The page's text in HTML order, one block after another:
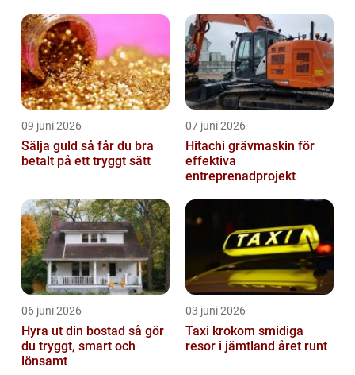
09 juni 2026
Sälja guld så får du bra
betalt på ett tryggt sätt
07 juni 2026
Hitachi grävmaskin för
effektiva
entreprenadprojekt
06 juni 2026
Hyra ut din bostad så gör
du tryggt, smart och
lönsamt
03 juni 2026
Taxi krokom smidiga
resor i jämtland året runt